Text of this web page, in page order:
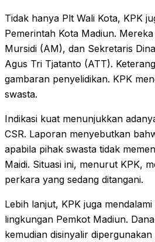
Tidak hanya Plt Wali Kota, KPK
Pemerintah Kota Madiun.
Mursidi (AM), dan Sekretaris
Agus Tri Tjatanto (ATT).
gambaran penyelidikan. KPK
swasta.
Indikasi kuat menunjukkan
CSR. Laporan menyebutkan
apabila pihak swasta tidak
Maidi. Situasi ini, menurut KPK,
perkara yang sedang ditangani.
Lebih lanjut, KPK juga
lingkungan Pemkot Madiun.
kemudian disinyalir